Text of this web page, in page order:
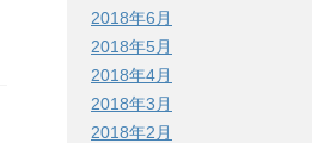
2018年6月
2018年5月
2018年4月
2018年3月
2018年2月